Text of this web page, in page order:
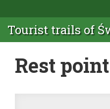
Tourist trails of
Rest point